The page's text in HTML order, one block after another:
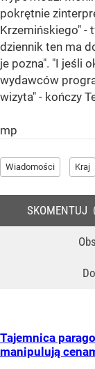
pokrętnie
Krzemińskiego" -
dziennik ten ma
je pozna". "I jeśli
wydawców
wizyta" - kończy
mp
Wiadomości Kraj
SKOMENTUJ
Tajemnica
manipulują